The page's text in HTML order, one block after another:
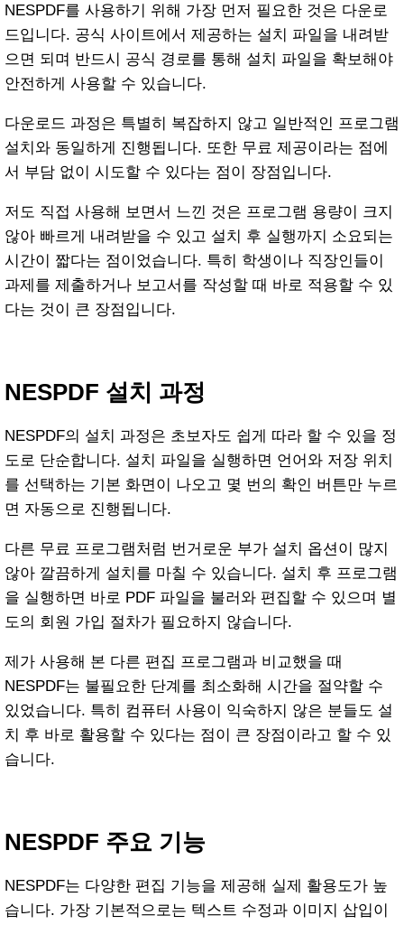
NESPDF를 사용하기 위해 가장 먼저 필요한 것은 다운로
드입니다. 공식 사이트에서 제공하는 설치 파일을 내려받
으면 되며 반드시 공식 경로를 통해 설치 파일을 확보해야
안전하게 사용할 수 있습니다.
다운로드 과정은 특별히 복잡하지 않고 일반적인 프로그램
설치와 동일하게 진행됩니다. 또한 무료 제공이라는 점에
서 부담 없이 시도할 수 있다는 점이 장점입니다.
저도 직접 사용해 보면서 느낀 것은 프로그램 용량이 크지
않아 빠르게 내려받을 수 있고 설치 후 실행까지 소요되는
시간이 짧다는 점이었습니다. 특히 학생이나 직장인들이
과제를 제출하거나 보고서를 작성할 때 바로 적용할 수 있
다는 것이 큰 장점입니다.
NESPDF 설치 과정
NESPDF의 설치 과정은 초보자도 쉽게 따라 할 수 있을 정
도로 단순합니다. 설치 파일을 실행하면 언어와 저장 위치
를 선택하는 기본 화면이 나오고 몇 번의 확인 버튼만 누르
면 자동으로 진행됩니다.
다른 무료 프로그램처럼 번거로운 부가 설치 옵션이 많지
않아 깔끔하게 설치를 마칠 수 있습니다. 설치 후 프로그램
을 실행하면 바로 PDF 파일을 불러와 편집할 수 있으며 별
도의 회원 가입 절차가 필요하지 않습니다.
제가 사용해 본 다른 편집 프로그램과 비교했을 때
NESPDF는 불필요한 단계를 최소화해 시간을 절약할 수
있었습니다. 특히 컴퓨터 사용이 익숙하지 않은 분들도 설
치 후 바로 활용할 수 있다는 점이 큰 장점이라고 할 수 있
습니다.
NESPDF 주요 기능
NESPDF는 다양한 편집 기능을 제공해 실제 활용도가 높
습니다. 가장 기본적으로는 텍스트 수정과 이미지 삽입이